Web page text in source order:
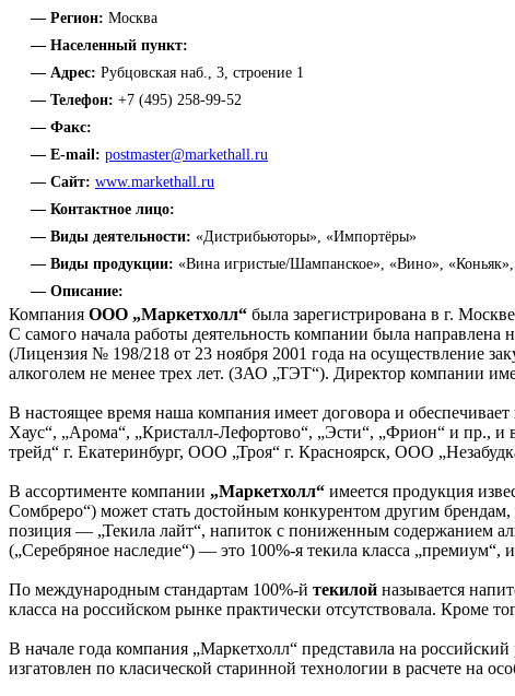
— Регион: Москва
— Населенный пункт:
— Адрес: Рубцовская наб., 3, строение 1
— Телефон: +7 (495) 258-99-52
— Факс:
— E-mail: postmaster@markethall.ru
— Сайт: www.markethall.ru
— Контактное лицо:
— Виды деятельности: «Дистрибьюторы», «Импортёры»
— Виды продукции: «Вина игристые/Шампанское», «Вино»,
— Описание:
Компания ООО „Маркетхолл“ была зарегистрирована в г.
С самого начала работы деятельность компании была направлена
(Лицензия № 198/218 от 23 ноября 2001 года на осуществление
алкоголем не менее трех лет. (ЗАО „ТЭТ“). Директор компании
В настоящее время наша компания имеет договора и обеспечивает
Хаус“, „Арома“, „Кристалл-Лефортово“, „Эсти“, „Фрион“ и пр.,
трейд“ г. Екатеринбург, ООО „Троя“ г. Красноярск, ООО
В ассортименте компании „Маркетхолл“ имеется продукция
Сомбреро“) может стать достойным конкурентом другим
позиция — „Текила лайт“, напиток с пониженным содержанием
(„Серебряное наследие“) — это 100%-я текила класса
По международным стандартам 100%-й текилой называется
класса на российском рынке практически отсутствовала.
В начале года компания „Маркетхолл“ представила на
изгатовлен по класической старинной технологии в расчете на